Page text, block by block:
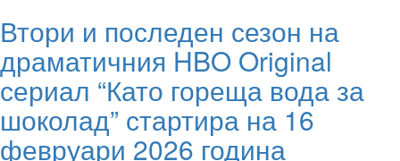
СИ
ПРОМЕНИ
ЗА
ГОДИНА
Втори и последен сезон на
драматичния HBO Original
сериал “Като гореща вода за
шоколад” стартира на 16
февруари 2026 година